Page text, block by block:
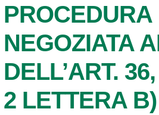
PROCEDURA
NEGOZIATA
DELL’ART.
2 LETTERA